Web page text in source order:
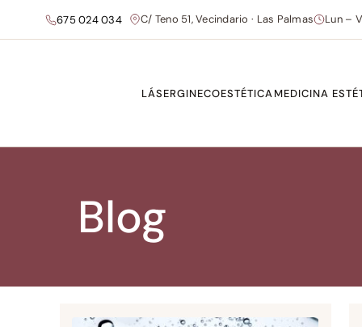
675 024 034 C/ Teno 51, Vecindario · Las Palmas Lun –
LÁSERGINECOESTÉTICAMEDICINA
Blog